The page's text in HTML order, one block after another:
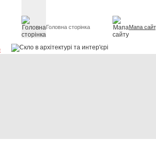
Головна сторінка Мапа